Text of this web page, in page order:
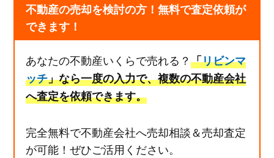
不動産の売却を検討の方！無料で査定依頼が
できます！
あなたの不動産いくらで売れる？「リビンマ
ッチ」なら一度の入力で、複数の不動産会社
へ査定を依頼できます。
完全無料で不動産会社へ売却相談＆売却査定
が可能！ぜひご活用ください。